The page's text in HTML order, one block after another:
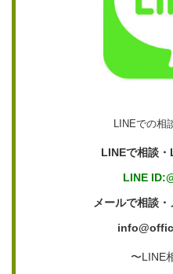
LINEでの相
LINEで相談
LINE
メールで相談
〜LINE